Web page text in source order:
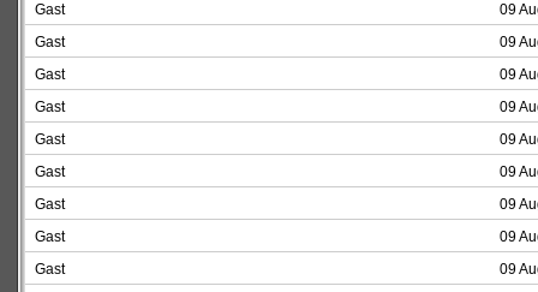
Gast
09
Gast
09
Gast
09
Gast
09
Gast
09
Gast
09
Gast
09
Gast
09
Gast
09